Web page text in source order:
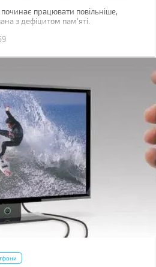
працювати повільніше,
з дефіцитом пам'яті.